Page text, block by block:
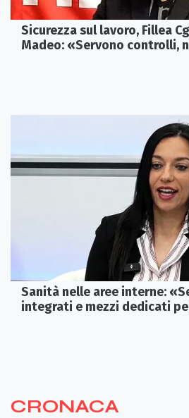
Sicurezza sul lavoro, Fillea
Madeo: «Servono controlli,
Sanità nelle aree interne:
integrati e mezzi dedicati
CRONACA